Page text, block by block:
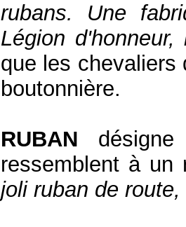
rubans. Une
Légion
que les chevaliers
boutonnière.
RUBAN
ressemblent à
joli ruban de route,